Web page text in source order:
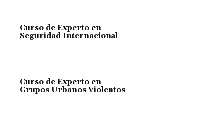
Curso de Experto en
Seguridad Internacional
Curso de Experto en
Grupos Urbanos Violentos